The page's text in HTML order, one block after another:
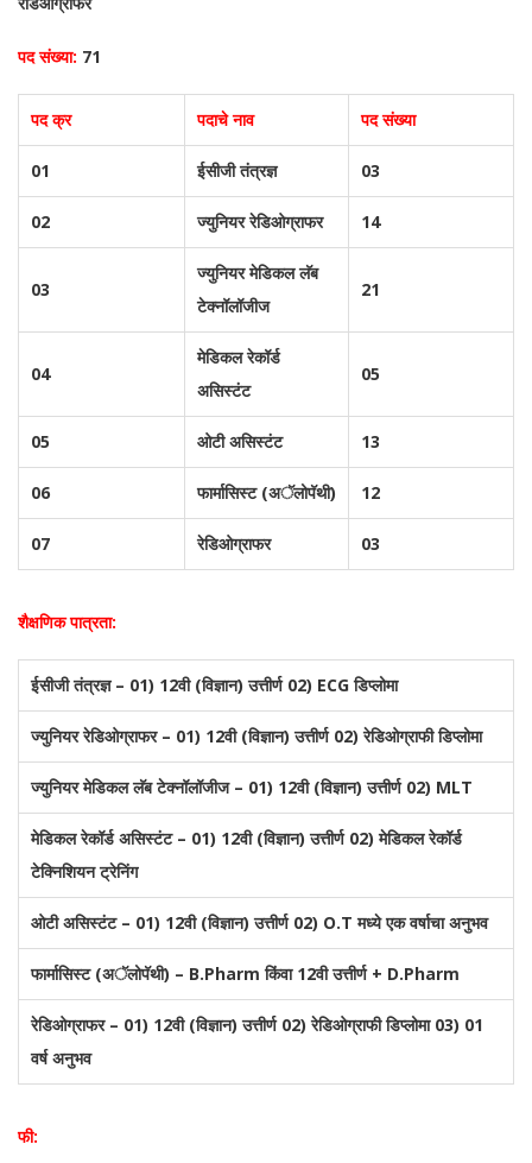
पद संख्या: 71
पद क्र पदाचे नाव पद संख्या
01 ईसीजी तंत्रज्ञ 03
02 ज्युनियर रेडिओग्राफर 14
03
ज्युनियर मेडिकल लॅब
टेक्नॉलॉजीज
21
04
मेडिकल रेकॉर्ड
असिस्टंट
05
05 ओटी असिस्टंट 13
06 फार्मासिस्ट (अॅलोपॅथी) 12
07 रेडिओग्राफर 03
शैक्षणिक पात्रता:
ईसीजी तंत्रज्ञ – 01) 12वी (विज्ञान) उत्तीर्ण 02) ECG डिप्लोमा
ज्युनियर रेडिओग्राफर – 01) 12वी (विज्ञान) उत्तीर्ण 02) रेडिओग्राफी डिप्लोमा
ज्युनियर मेडिकल लॅब टेक्नॉलॉजीज – 01) 12वी (विज्ञान) उत्तीर्ण 02) MLT
मेडिकल रेकॉर्ड असिस्टंट – 01) 12वी (विज्ञान) उत्तीर्ण 02) मेडिकल रेकॉर्ड
टेक्निशियन ट्रेनिंग
ओटी असिस्टंट – 01) 12वी (विज्ञान) उत्तीर्ण 02) O.T मध्ये एक वर्षाचा अनुभव
फार्मासिस्ट (अॅलोपॅथी) – B.Pharm किंवा 12वी उत्तीर्ण + D.Pharm
रेडिओग्राफर – 01) 12वी (विज्ञान) उत्तीर्ण 02) रेडिओग्राफी डिप्लोमा 03) 01
वर्ष अनुभव
फी: